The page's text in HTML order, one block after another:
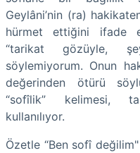
Geylâni’nin (ra)
hürmet ettiğini ifade
“tarikat gözüyle,
söylemiyorum. Onun
değerinden ötürü
“sofîlik” kelimesi,
kullanılıyor.
Özetle “Ben sofî